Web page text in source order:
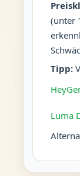
(unter
Tipp:
Luma